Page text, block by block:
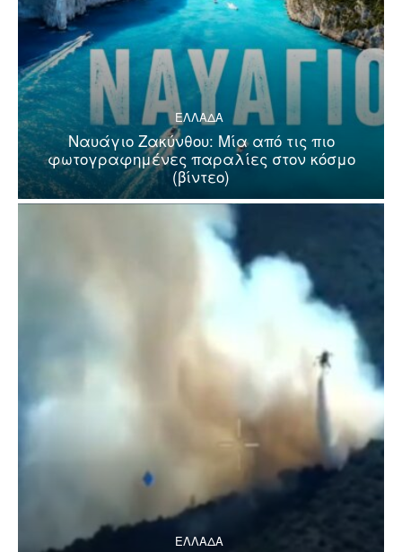
ΕΛΛΑΔΑ
Ναυάγιο Ζακύνθου: Μία από τις πιο
φωτογραφημένες παραλίες στον κόσμο
(βίντεο)
ΕΛΛΑΔΑ